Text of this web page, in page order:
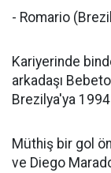
- Romario
Kariyerinde
arkadaşı
Brezilya'ya
Müthiş bir gol
ve Diego